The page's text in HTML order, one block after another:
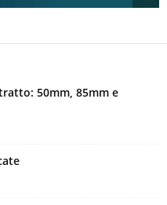
50mm, 85mm e